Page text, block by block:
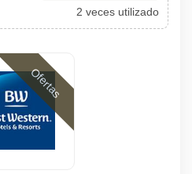
2 veces utilizado
Ofertas